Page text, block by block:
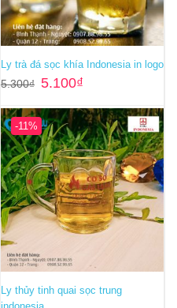
Ly trà đá sọc khía Indonesia in logo
5.300₫ Giá
gốc
5.300₫.
5.100₫
là:
5.100₫.
-11%
Ly thủy tinh quai sọc trung